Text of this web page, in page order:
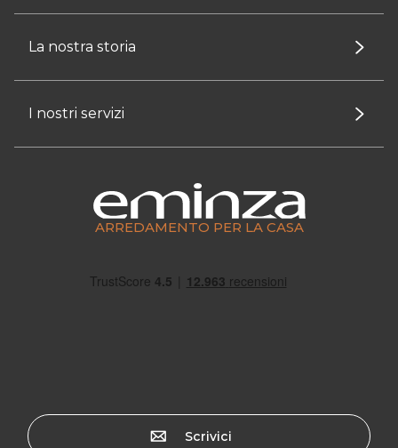
La nostra storia
I nostri servizi
ARREDAMENTO PER LA CASA
Scrivici